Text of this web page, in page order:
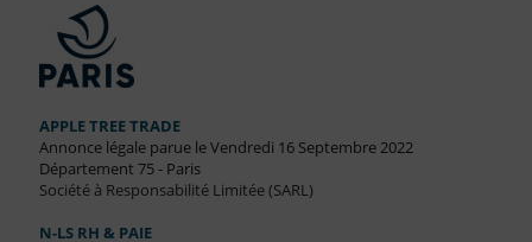
APPLE TREE TRADE
Annonce légale parue le Vendredi 16 Septembre 2022
Département 75 - Paris
Société à Responsabilité Limitée (SARL)
N-LS RH & PAIE